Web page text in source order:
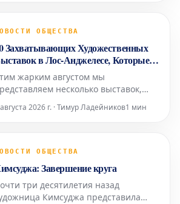
Марк Свед в своем недавнем
Оно, включая знаменитую «
ОБЩЕСТВА
Захватывающих Художественных
в Лос-Анджелесе, Которые
Посетить в Августе
жарким августом мы
несколько выставок,
которые уводят нас от грандиозных
высказываний в
«вмешательства»
и коллажированные
созда
2026 г. · Тимур Ладейников1 мин
ОБЩЕСТВА
Завершение круга
три десятилетия назад
Кимсуджа представила